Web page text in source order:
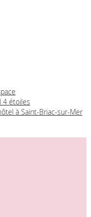
4 étoiles
à Saint-Briac-sur-Mer